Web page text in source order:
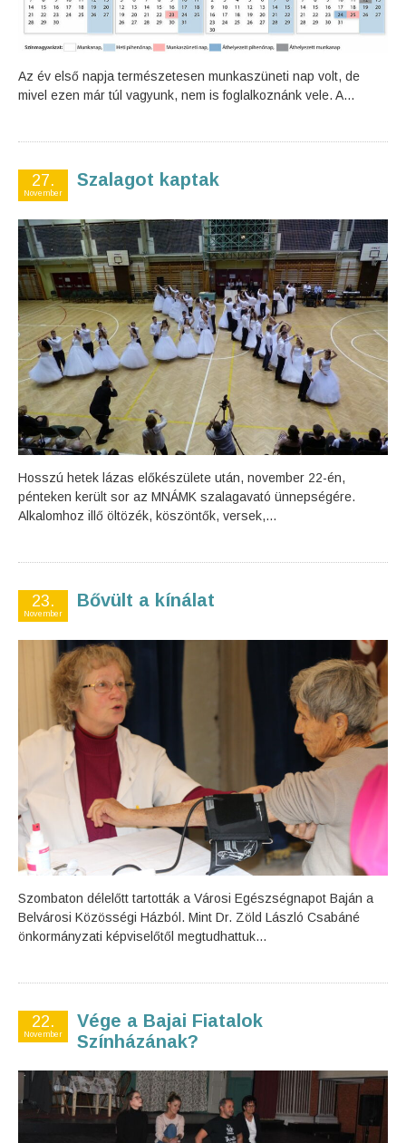
Az év első napja természetesen munkaszüneti nap volt, de
mivel ezen már túl vagyunk, nem is foglalkoznánk vele. A...
27.
November
Szalagot kaptak
Hosszú hetek lázas előkészülete után, november 22-én,
pénteken került sor az MNÁMK szalagavató ünnepségére.
Alkalomhoz illő öltözék, köszöntők, versek,...
23.
November
Bővült a kínálat
Szombaton délelőtt tartották a Városi Egészségnapot Baján a
Belvárosi Közösségi Házból. Mint Dr. Zöld László Csabáné
önkormányzati képviselőtől megtudhattuk...
22.
November
Vége a Bajai Fiatalok
Színházának?